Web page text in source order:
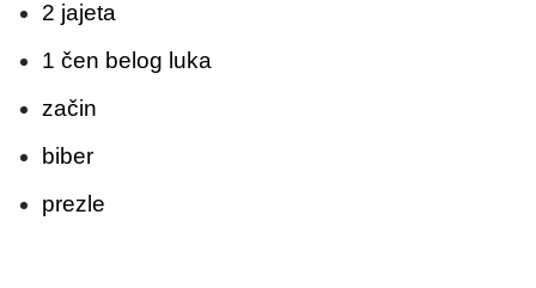
2 jajeta
1 čen belog luka
začin
biber
prezle